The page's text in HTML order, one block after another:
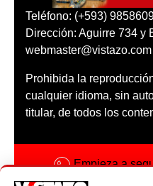
Teléfono: (+593)
Dirección: Aguirre 734 y
webmaster@vistazo.com
Prohibida la
cualquier idioma, sin
titular, de todos los
Empieza a